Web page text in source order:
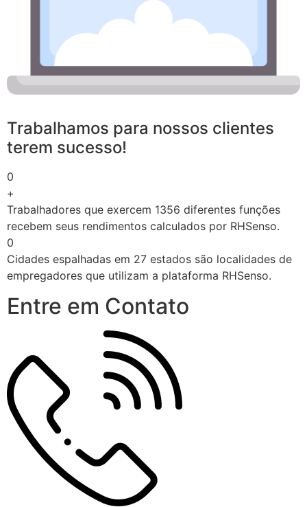
Trabalhamos para nossos clientes
terem sucesso!
0
+
Trabalhadores que exercem 1356 diferentes funções
recebem seus rendimentos calculados por RHSenso.
0
Cidades espalhadas em 27 estados são localidades de
empregadores que utilizam a plataforma RHSenso.
Entre em Contato